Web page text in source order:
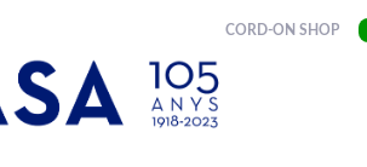
CORD-ON SHOP